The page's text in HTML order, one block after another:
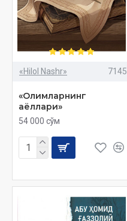
«Hilol Nashr» 7145
«Олимларнинг
аёллари»
54 000 сўм